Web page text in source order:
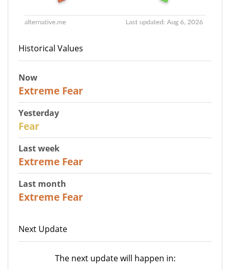
Historical Values
Now
Extreme Fear
Yesterday
Fear
Last week
Extreme Fear
Last month
Extreme Fear
Next Update
The next update will happen in: